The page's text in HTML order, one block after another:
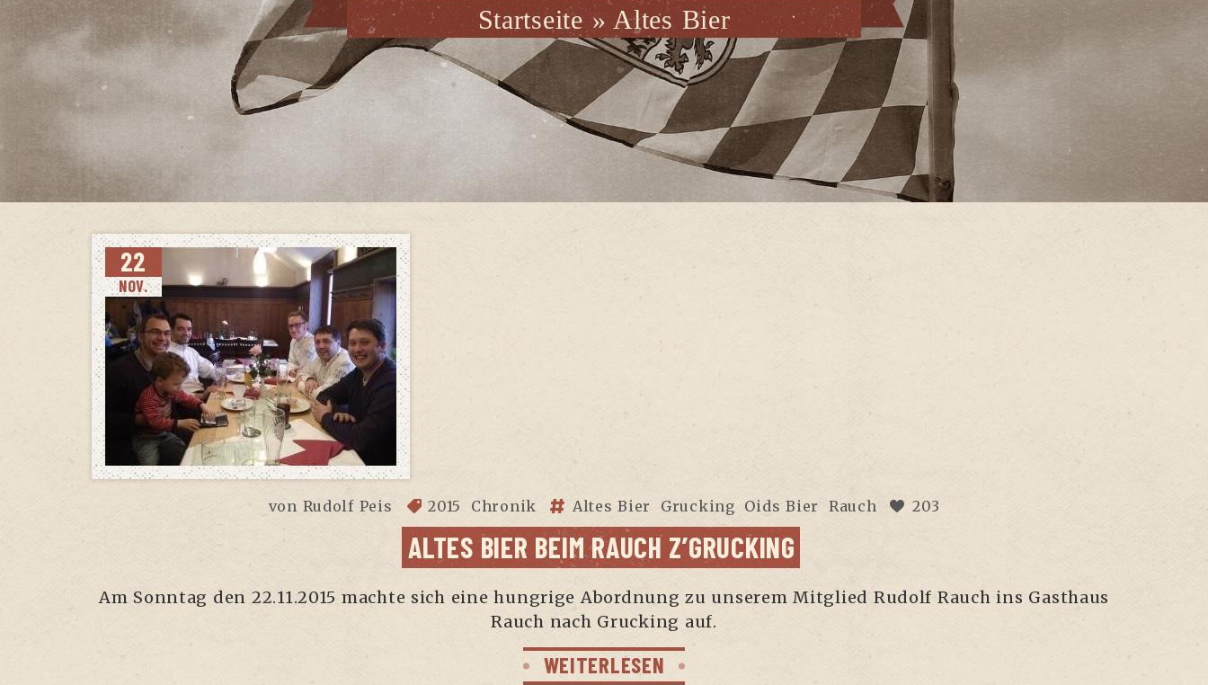
Startseite » Altes Bier
22
NOV.
von Rudolf Peis 2015 Chronik Altes Bier Grucking Oids Bier Rauch 203
ALTES BIER BEIM RAUCH Z’GRUCKING
Am Sonn­tag den 22.11.2015 mach­te sich eine hung­ri­ge Abord­nung zu unse­rem Mit­glied Rudolf Rauch ins Gast­haus
Rauch nach Gruck­ing auf.
WEITERLESEN